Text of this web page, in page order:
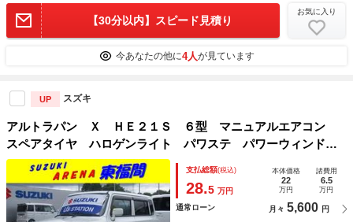
【30分以内】スピード見積り
お気に入り
今あなたの他に4人が見ています
UP スズキ
アルトラパン Ｘ ＨＥ２１Ｓ ６型 マニュアルエアコン
スペアタイヤ ハロゲンライト パワステ パワーウィンド
ウ 集中ドアロック ３ヶ月３０００キロ保証付き
支払総額(税込)
28.5 万円
本体価格
22
万円
諸費用
6.5
万円
通常ローン 月々 5,600 円